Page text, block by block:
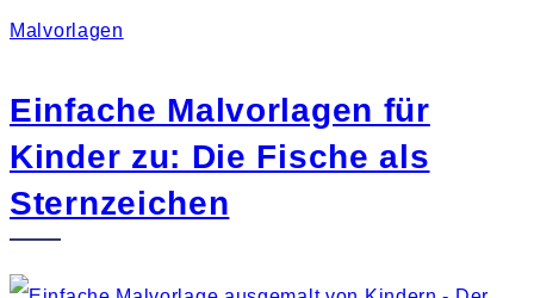
Malvorlagen
Einfache Malvorlagen für
Kinder zu: Die Fische als
Sternzeichen